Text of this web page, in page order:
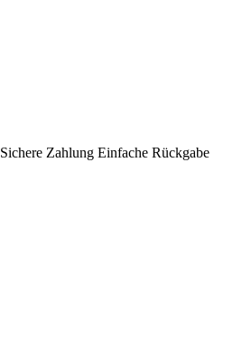
Sichere Zahlung Einfache Rückgabe